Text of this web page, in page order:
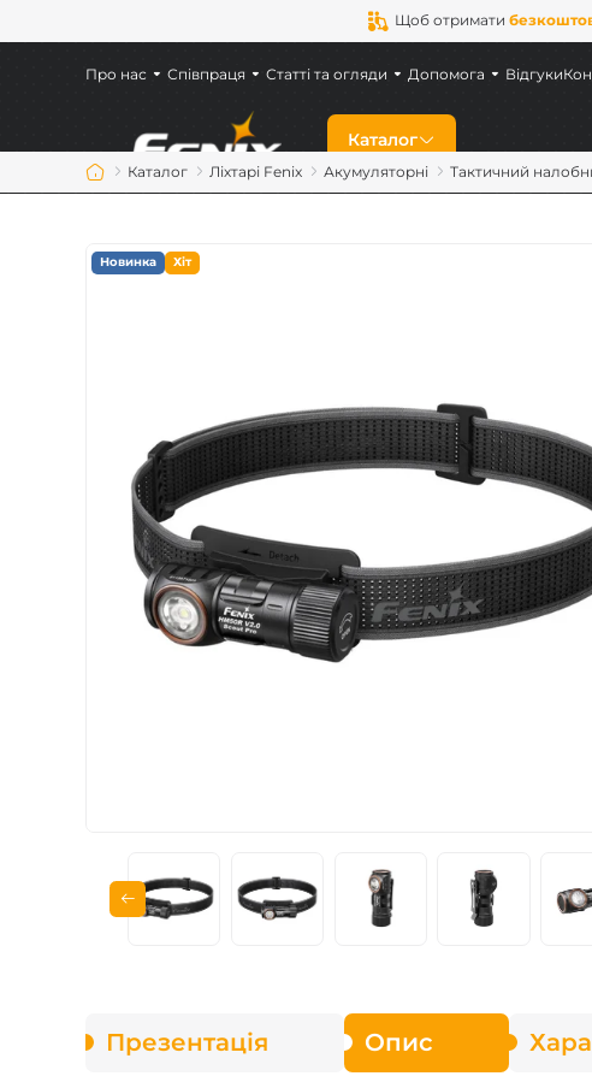
Щоб отримати
Каталог
Ліхтарі для військових
Акумулятори Fenix
Зарядні пристрої Fenix
Аксесуари для ліхтарів
Про нас Співпраця Статті та огляди Допомога Відгуки
Каталог Ліхтарі Fenix Акумуляторні Тактичний
Новинка Хіт
Презентація Опис